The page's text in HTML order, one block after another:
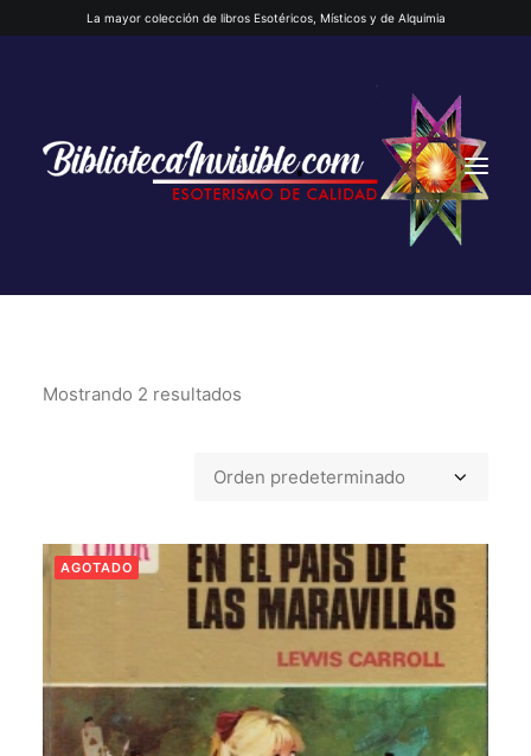
La mayor colección de libros Esotéricos, Místicos y de Alquimia
INICIO
CATEGORÍAS
AUTORES DESTACADOS
GLOSARIO
Mostrando 2 resultados
AGOTADO